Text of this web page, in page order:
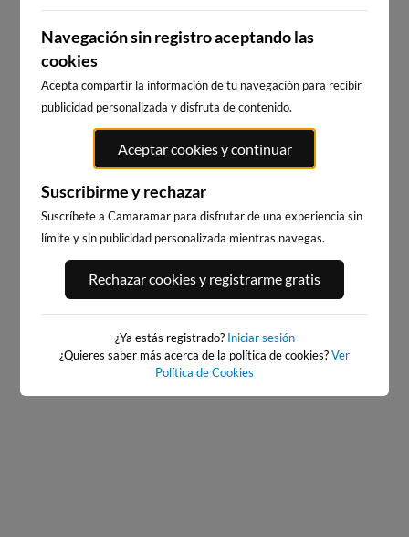
WEBCAM CALÓ ROIG,
ALCAUFAR
WEBCAMS CERCANAS
PLAYA EL MASNOU
248km · El Masnou
0.0 m CHOPI
PLAYA DE SITGES
0.0 m CHOPI
Navegación sin registro aceptando las
cookies
Acepta compartir la información de tu navegación para recibir
publicidad personalizada y disfruta de contenido.
Aceptar cookies y continuar
Suscribirme y rechazar
Suscríbete a Camaramar para disfrutar de una experiencia sin
límite y sin publicidad personalizada mientras navegas.
Rechazar cookies y registrarme gratis
¿Ya estás registrado? Iniciar sesión
¿Quieres saber más acerca de la política de cookies?Ver
Política de Cookies